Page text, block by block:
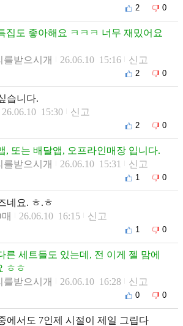
2 0
집도 좋아해요 ㅋㅋㅋ 너무 재밌어요
를받으시개
26.06.10 15:16 신고
2 0
습니다.
26.06.10 15:30 신고
2 0
, 또는 배달앱, 오프라인매장 입니다.
를받으시개
26.06.10 15:31 신고
1 0
네요. ㅎ.ㅎ
26.06.10 16:15 신고
1 0
른 세트들도 있는데, 전 이게 젤 맘에
ㅎㅎ
를받으시개
26.06.10 16:28 신고
0 0
에서도 7인제 시절이 제일 그립다